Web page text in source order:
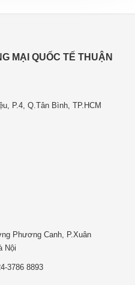
MẠI QUỐC TẾ THUẬN
P.4, Q.Tân Bình, TP.HCM
Phương Canh, P.Xuân
Nội
3786 8893